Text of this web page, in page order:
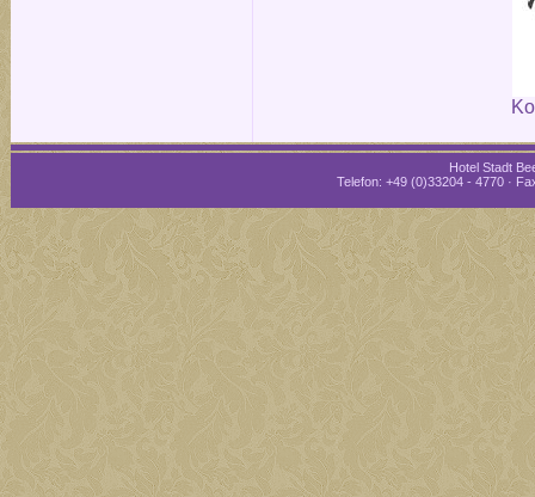
Hotel Stadt
Telefon: +49 (0)33204 - 4770 ·